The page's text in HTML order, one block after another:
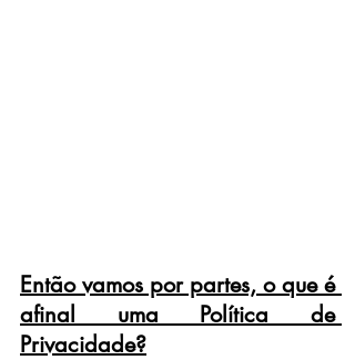
Então vamos por partes, o que é
afinal uma Política de
Privacidade?